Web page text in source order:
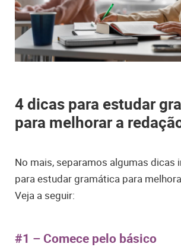
4 dicas para estudar
para melhorar a
No mais, separamos algumas dicas
para estudar gramática para
Veja a seguir:
#1 – Comece pelo básico